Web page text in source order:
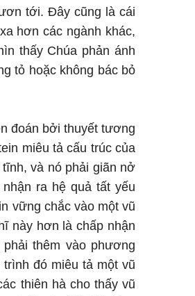
tới. Đây cũng là cái
hơn các ngành khác,
thấy Chúa phản ánh
tỏ hoặc không bác bỏ
đoán bởi thuyết tương
miêu tả cấu trúc của
và nó phải giãn nở
ra hệ quả tất yếu
vững chắc vào một vũ
này hơn là chấp nhận
thêm vào phương
đó miêu tả một vũ
thiên hà cho thấy vũ